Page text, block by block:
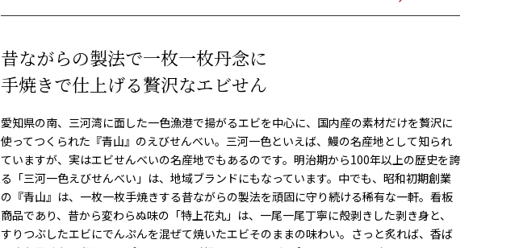
昔ながらの製法で一枚一枚丹念に
手焼きで仕上げる贅沢なエビせん
愛知県の南、三河湾に面した一色漁港で揚がるエビを中心に、国内産の素材だけを贅沢に
使ってつくられた『青山』のえびせんべい。三河一色といえば、鰻の名産地として知られ
ていますが、実はエビせんべいの名産地でもあるのです。明治期から100年以上の歴史を誇
る「三河一色えびせんべい」は、地域ブランドにもなっています。中でも、昭和初期創業
の『青山』は、一枚一枚手焼きする昔ながらの製法を頑固に守り続ける稀有な一軒。看板
商品であり、昔から変わらぬ味の「特上花丸」は、一尾一尾丁寧に殻剥きした剥き身と、
すりつぶしたエビにでんぷんを混ぜて焼いたエビそのままの味わい。さっと炙れば、香ば